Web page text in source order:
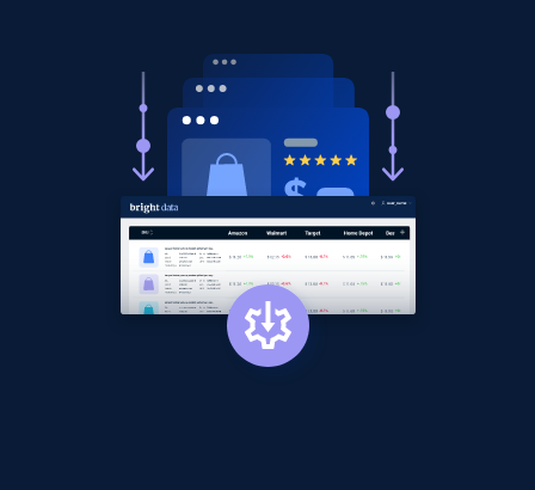
URL, Product id, Title, Product description,
Rating, Reviews count, Initial price, Discount,
and more.
1.3K+ 175+ Comece agora